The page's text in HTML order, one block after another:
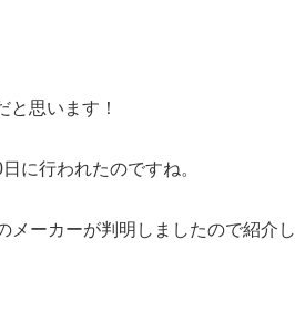
思います！
に行われたのですね。
メーカーが判明しましたので紹介し